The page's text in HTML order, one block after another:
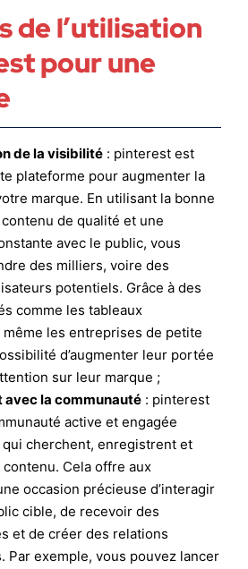
de l’utilisation
pour une
de la visibilité : pinterest est
plateforme pour augmenter la
marque. En utilisant la bonne
de qualité et une
avec le public, vous
des milliers, voire des
potentiels. Grâce à des
comme les tableaux
les entreprises de petite
d’augmenter leur portée
sur leur marque ;
avec la communauté : pinterest
active et engagée
qui cherchent, enregistrent et
Cela offre aux
occasion précieuse d’interagir
cible, de recevoir des
et de créer des relations
Par exemple, vous pouvez lancer